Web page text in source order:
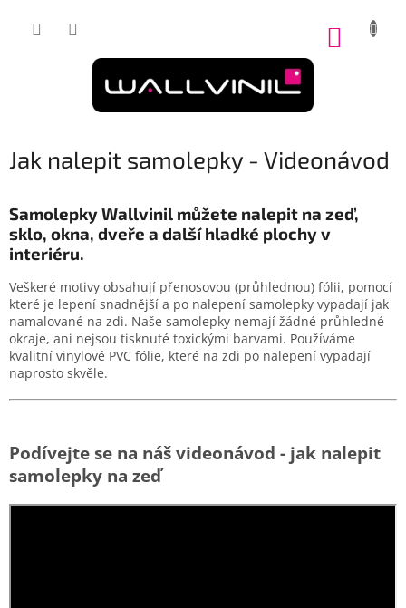
Jak nalepit samolepky - Videonávod
Samolepky Wallvinil můžete nalepit na zeď,
sklo, okna, dveře a další hladké plochy v
interiéru.
Veškeré motivy obsahují přenosovou (průhlednou) fólii, pomocí
které je lepení snadnější a po nalepení samolepky vypadají jak
namalované na zdi. Naše samolepky nemají žádné průhledné
okraje, ani nejsou tisknuté toxickými barvami. Používáme
kvalitní vinylové PVC fólie, které na zdi po nalepení vypadají
naprosto skvěle.
Podívejte se na náš videonávod - jak nalepit
samolepky na zeď